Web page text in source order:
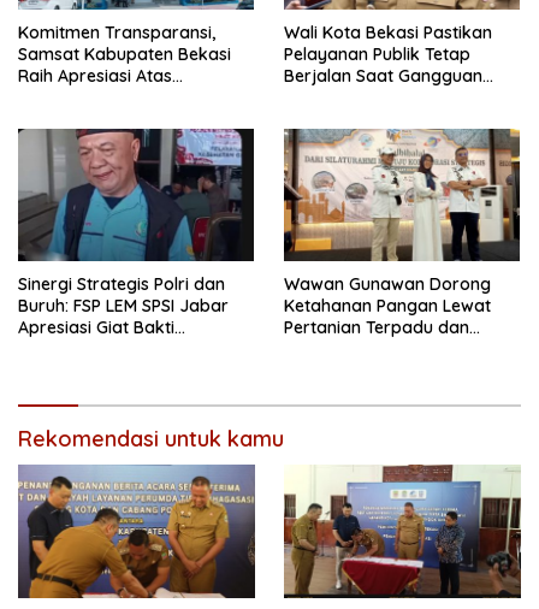
Komitmen Transparansi,
Samsat Kabupaten Bekasi
Raih Apresiasi Atas
Wali Kota Bekasi Pastikan
Pelayanan Publik Tetap
Berjalan Saat Gangguan
Sinergi Strategis Polri dan
Buruh: FSP LEM SPSI Jabar
Apresiasi Giat Bakti
Wawan Gunawan Dorong
Ketahanan Pangan Lewat
Pertanian Terpadu dan
Rekomendasi untuk kamu